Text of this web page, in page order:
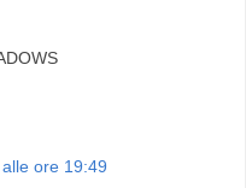
ore 19:49